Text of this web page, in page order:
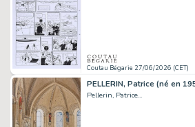
Coutau Bégarie 27/06/2026 (CET)
Pellerin, Patrice...